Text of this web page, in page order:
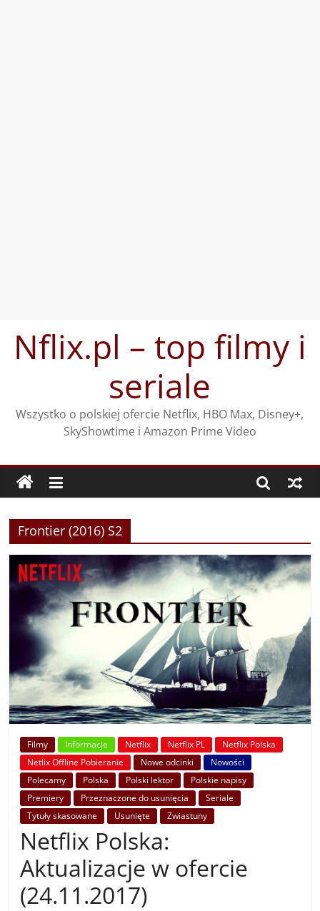
treściNflix.pl – top filmy i
seriale
Wszystko o polskiej ofercie Netflix, HBO Max, Disney+,
SkyShowtime i Amazon Prime Video
Frontier (2016) S2
Filmy Informacje Netflix Netflix PL
Netflix Polska
Netlix Offline Pobieranie
Nowe odcinki
Nowości
Polecamy
Polska Polski lektor
Polskie napisy
Premiery
Przeznaczone do usunięcia
Seriale
Tytuły skasowane
Usunięte Zwiastuny
Netflix Polska:
Aktualizacje w ofercie
(24.11.2017)